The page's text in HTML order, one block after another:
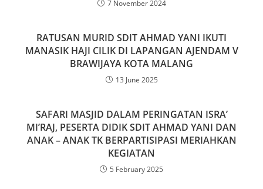
7 November 2024
RATUSAN MURID SDIT AHMAD YANI IKUTI
MANASIK HAJI CILIK DI LAPANGAN AJENDAM V
BRAWIJAYA KOTA MALANG
13 June 2025
SAFARI MASJID DALAM PERINGATAN ISRA’
MI’RAJ, PESERTA DIDIK SDIT AHMAD YANI DAN
ANAK – ANAK TK BERPARTISIPASI MERIAHKAN
KEGIATAN
5 February 2025